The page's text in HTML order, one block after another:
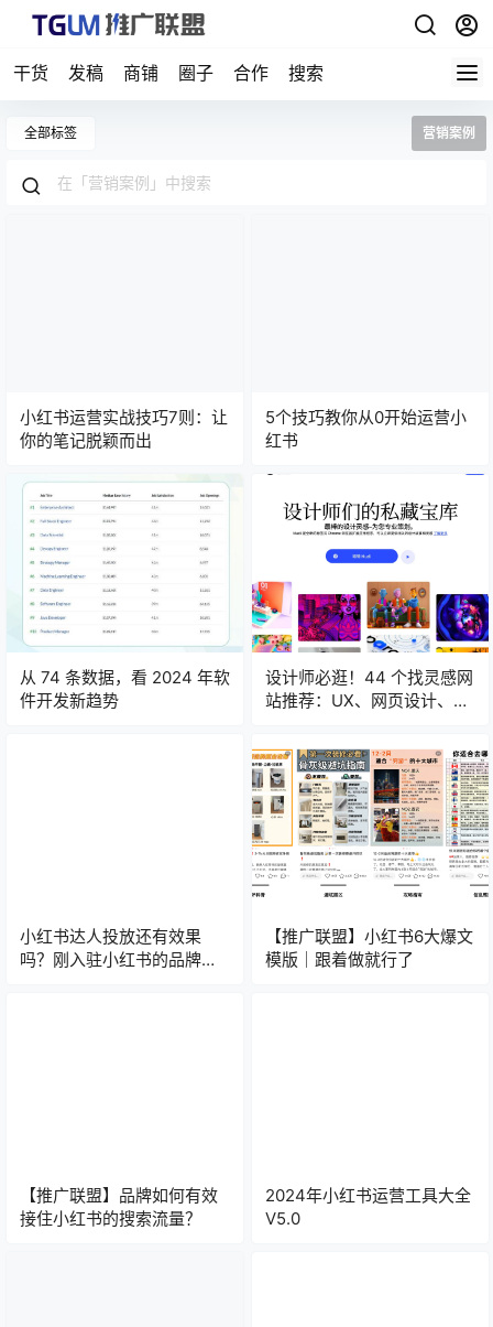
干货 发稿 商铺 圈子 合作 搜索
全部标签 营销案例
小红书运营实战技巧7则：让
你的笔记脱颖而出
5个技巧教你从0开始运营小
红书
从 74 条数据，看 2024 年软
件开发新趋势
设计师必逛！44 个找灵感网
站推荐：UX、网页设计、国
小红书达人投放还有效果
吗？刚入驻小红书的品牌如
【推广联盟】小红书6大爆文
模版｜跟着做就行了
【推广联盟】品牌如何有效
接住小红书的搜索流量？
2024年小红书运营工具大全
V5.0